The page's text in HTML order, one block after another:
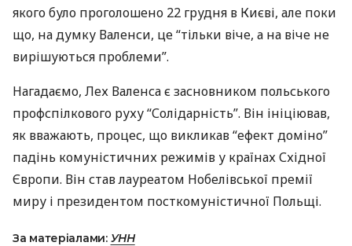
якого було проголошено 22 грудня в Києві, але поки
що, на думку Валенси, це “тільки віче, а на віче не
вирішуються проблеми”.
Нагадаємо, Лех Валенса є засновником польського
профспілкового руху “Солідарність”. Він ініціював,
як вважають, процес, що викликав “ефект доміно”
падінь комуністичних режимів у країнах Східної
Європи. Він став лауреатом Нобелівської премії
миру і президентом посткомуністичної Польщі.
За матеріалами: УНН